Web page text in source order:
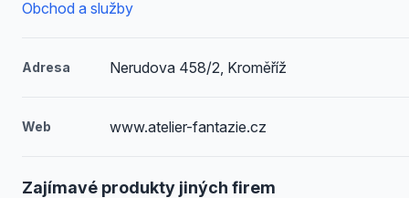
Obchod a služby
Adresa Nerudova 458/2, Kroměříž
Web www.atelier-fantazie.cz
Zajímavé produkty jiných firem